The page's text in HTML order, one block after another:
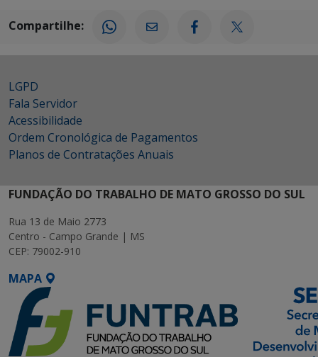
Compartilhe:
LGPD
Fala Servidor
Acessibilidade
Ordem Cronológica de Pagamentos
Planos de Contratações Anuais
FUNDAÇÃO DO TRABALHO DE MATO GROSSO DO SUL
Rua 13 de Maio 2773
Centro - Campo Grande | MS
CEP: 79002-910
MAPA